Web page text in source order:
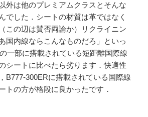
外は他のプレミアムクラスとそんな
でした．シートの材質は革ではなく
この辺は賛否両論か）リクライニン
国内線ならこんなものだろ」といっ
一部に搭載されている短距離国際線
シートに比べたら劣ります．快適性
B777-300ERに搭載されている国際線
トの方が格段に良かったです．